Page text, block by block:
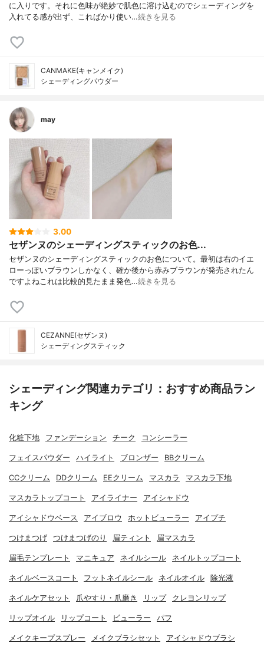
に入りです。それに色味が絶妙で肌色に溶け込むのでシェーディングを
入れてる感が出ず、こればかり使い…続きを見る
CANMAKE(キャンメイク)
シェーディングパウダー
may
3.00
セザンヌのシェーディングスティックのお色...
セザンヌのシェーディングスティックのお色について。最初は右のイエ
ローっぽいブラウンしかなく、確か後から赤みブラウンが発売されたん
ですよねこれは比較的見たまま発色…続きを見る
CEZANNE(セザンヌ)
シェーディングスティック
シェーディング関連カテゴリ：おすすめ商品ラン
キング
化粧下地 ファンデーション チーク コンシーラー
フェイスパウダー ハイライト ブロンザー BBクリーム
CCクリーム DDクリーム EEクリーム マスカラ マスカラ下地
マスカラトップコート アイライナー アイシャドウ
アイシャドウベース アイブロウ ホットビューラー アイプチ
つけまつげ つけまつげのり 眉ティント 眉マスカラ
眉毛テンプレート マニキュア ネイルシール ネイルトップコート
ネイルベースコート フットネイルシール ネイルオイル 除光液
ネイルケアセット 爪やすり・爪磨き リップ クレヨンリップ
リップオイル リップコート ビューラー パフ
メイクキープスプレー メイクブラシセット アイシャドウブラシ